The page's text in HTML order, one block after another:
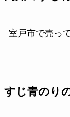
室戸市で売っ
すじ青のり